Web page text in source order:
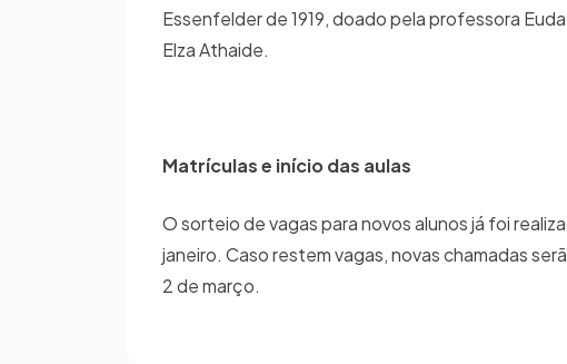
Essenfelder de 1919, doado pela professora
Elza Athaide.
Matrículas e início das aulas
O sorteio de vagas para novos alunos já foi
janeiro. Caso restem vagas, novas chamadas
2 de março.